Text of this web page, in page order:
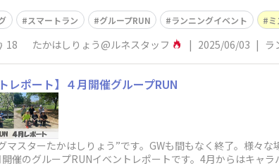
スマートラン グループRUN ランニングイベント
18 たかはしりょう@ルネスタッフ | 2025/06/03 | ラ
レポート】４月開催グループRUN
マスターたかはしりょう”です。GWも間もなく終了。様々
開催のグループRUNイベントレポートです。4月からはキ